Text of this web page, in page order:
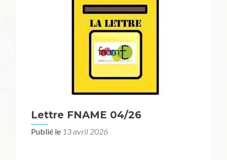
Lettre FNAME 04/26
Publié le 13 avril 2026